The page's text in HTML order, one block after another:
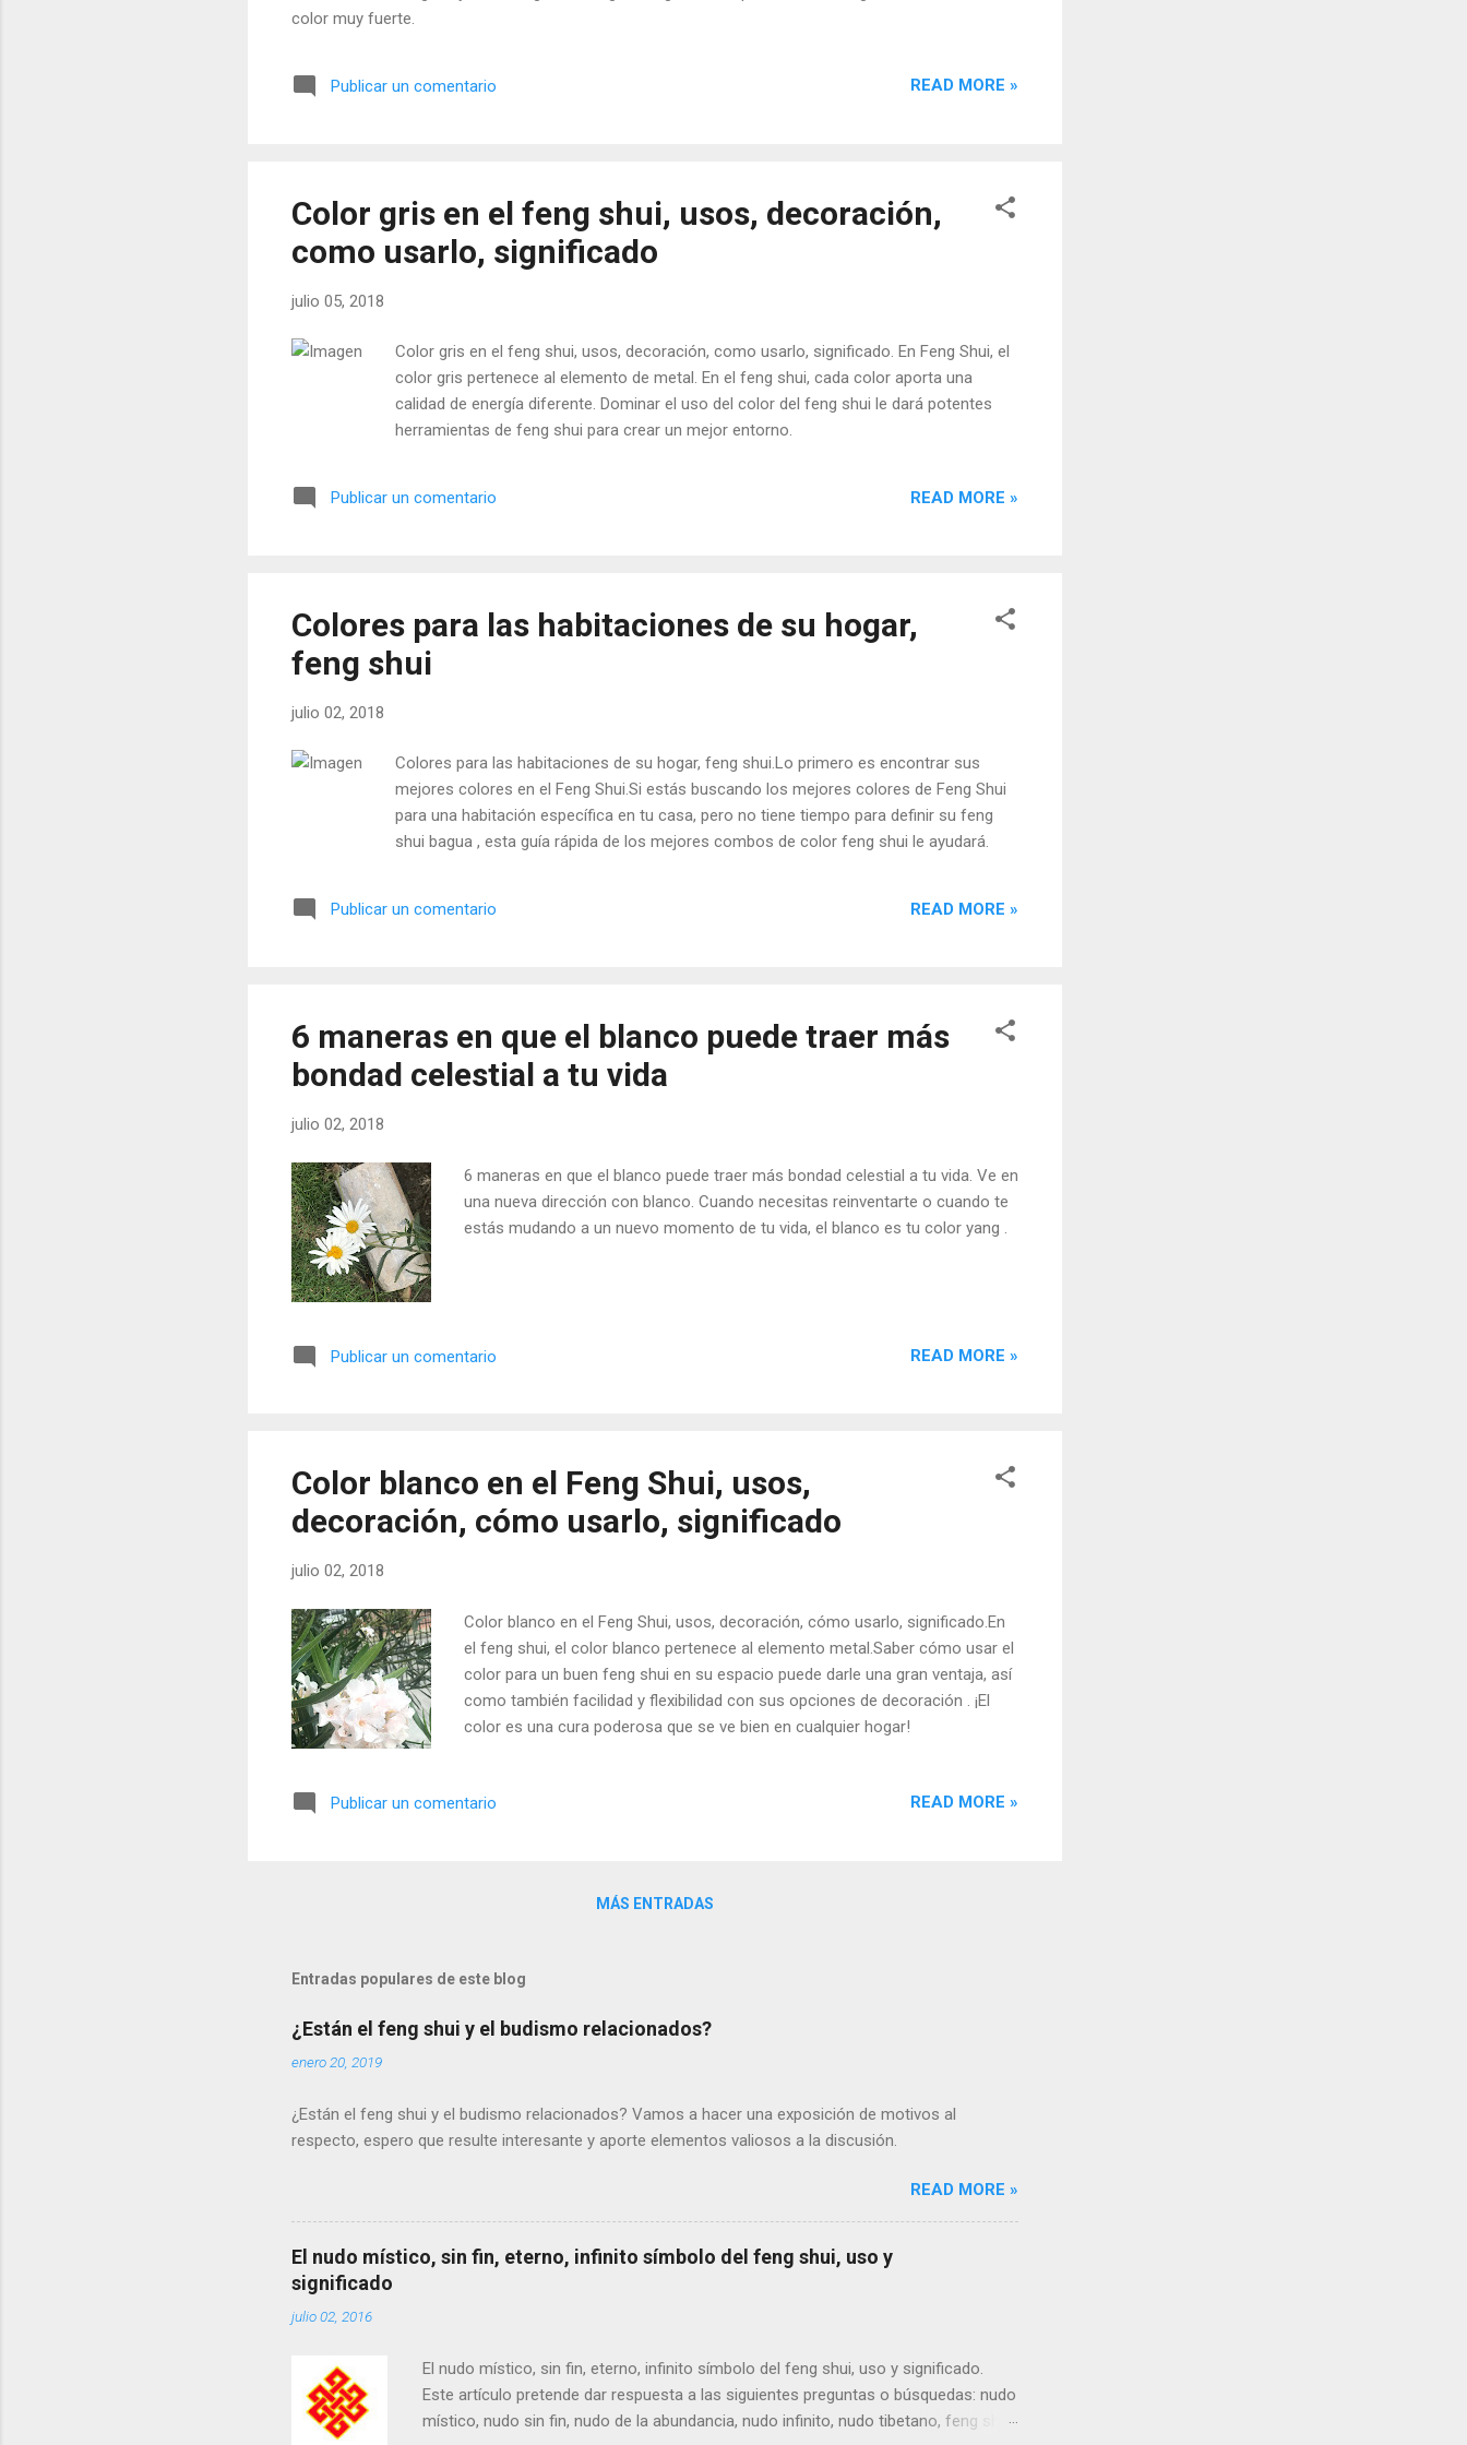
color muy fuerte.
Publicar un comentario READ MORE »
Color gris en el feng shui, usos, decoración,
como usarlo, significado
julio 05, 2018
Color gris en el feng shui, usos, decoración, como usarlo, significado. En Feng Shui, el
color gris pertenece al elemento de metal. En el feng shui, cada color aporta una
calidad de energía diferente. Dominar el uso del color del feng shui le dará potentes
herramientas de feng shui para crear un mejor entorno.
Publicar un comentario READ MORE »
Colores para las habitaciones de su hogar,
feng shui
julio 02, 2018
Colores para las habitaciones de su hogar, feng shui.Lo primero es encontrar sus
mejores colores en el Feng Shui.Si estás buscando los mejores colores de Feng Shui
para una habitación específica en tu casa, pero no tiene tiempo para definir su feng
shui bagua , esta guía rápida de los mejores combos de color feng shui le ayudará.
Publicar un comentario READ MORE »
6 maneras en que el blanco puede traer más
bondad celestial a tu vida
julio 02, 2018
6 maneras en que el blanco puede traer más bondad celestial a tu vida. Ve en
una nueva dirección con blanco. Cuando necesitas reinventarte o cuando te
estás mudando a un nuevo momento de tu vida, el blanco es tu color yang .
Publicar un comentario READ MORE »
Color blanco en el Feng Shui, usos,
decoración, cómo usarlo, significado
julio 02, 2018
Color blanco en el Feng Shui, usos, decoración, cómo usarlo, significado.En
el feng shui, el color blanco pertenece al elemento metal.Saber cómo usar el
color para un buen feng shui en su espacio puede darle una gran ventaja, así
como también facilidad y flexibilidad con sus opciones de decoración . ¡El
color es una cura poderosa que se ve bien en cualquier hogar!
Publicar un comentario READ MORE »
MÁS ENTRADAS
Entradas populares de este blog
¿Están el feng shui y el budismo relacionados?
enero 20, 2019
¿Están el feng shui y el budismo relacionados? Vamos a hacer una exposición de motivos al
respecto, espero que resulte interesante y aporte elementos valiosos a la discusión.
READ MORE »
El nudo místico, sin fin, eterno, infinito símbolo del feng shui, uso y
significado
julio 02, 2016
El nudo místico, sin fin, eterno, infinito símbolo del feng shui, uso y significado.
Este artículo pretende dar respuesta a las siguientes preguntas o búsquedas: nudo
místico, nudo sin fin, nudo de la abundancia, nudo infinito, nudo tibetano, feng shui